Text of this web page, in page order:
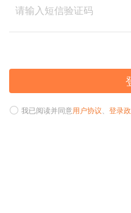
我已阅读并同意用户协议、 登录